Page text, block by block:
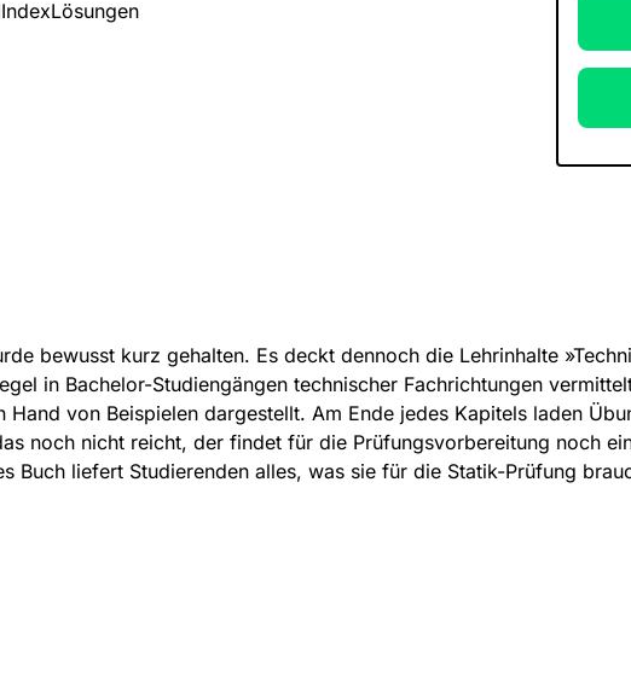
IndexLösungen
bewusst kurz gehalten. Es deckt dennoch die Lehrinhalte
in Bachelor-Studiengängen technischer Fachrichtungen
Hand von Beispielen dargestellt. Am Ende jedes Kapitels laden
noch nicht reicht, der findet für die Prüfungsvorbereitung noch
Buch liefert Studierenden alles, was sie für die Statik-Prüfung